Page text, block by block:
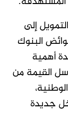
إلى
البنوك
أهمية
القيمة من
جديدة